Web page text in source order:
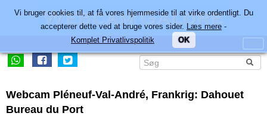
Webcam Pléneuf-Val-André, Frankrig: Dahouet
Bureau du Port
Vi bruger cookies til, at få vores hjemmeside til at virke ordentligt. Du
accepterer dette ved at bruge vores sider. Læs mere -
Komplet Privatlivspolitik
OK